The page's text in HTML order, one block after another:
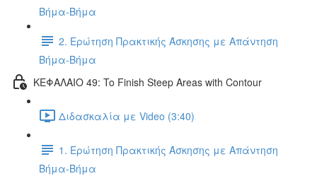
Βήμα-Βήμα
2. Ερώτηση Πρακτικής Άσκησης με Απάντηση
Βήμα-Βήμα
ΚΕΦΑΛΑΙΟ 49: To Finish Steep Areas with Contour
Διδασκαλία με Video (3:40)
1. Ερώτηση Πρακτικής Άσκησης με Απάντηση
Βήμα-Βήμα